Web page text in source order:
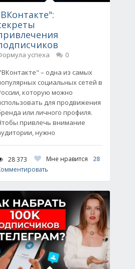
успеха
0
– одна из самых
социальных сетей в
которую можно
для продвижения
или личного профиля.
привлечь внимание
нужно
28 373 Мне нравится
28